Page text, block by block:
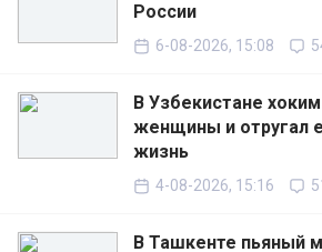
России
6-08-2026, 15:08
В Узбекистане
женщины и отругал
жизнь
4-08-2026, 15:16
В Ташкенте пьяный